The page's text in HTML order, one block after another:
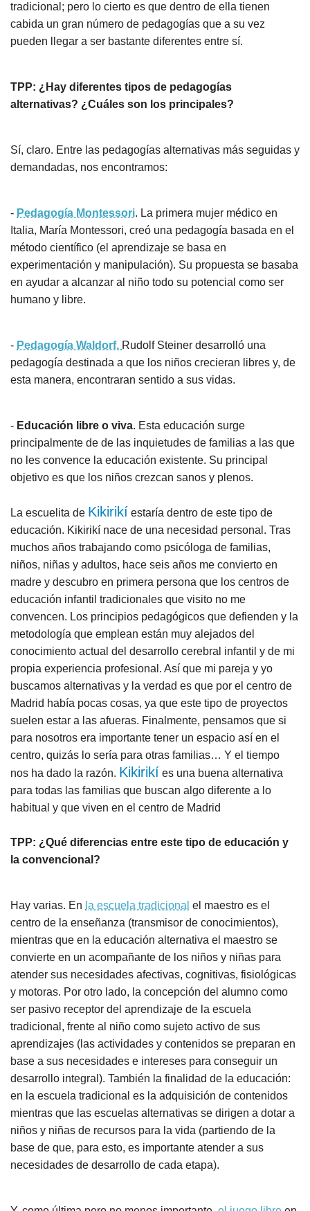
tradicional; pero lo cierto es que dentro de ella tienen
cabida un gran número de pedagogías que a su vez
pueden llegar a ser bastante diferentes entre sí.
TPP: ¿Hay diferentes tipos de pedagogías
alternativas? ¿Cuáles son los principales?
Sí, claro. Entre las pedagogías alternativas más seguidas y
demandadas, nos encontramos:
- Pedagogía Montessori. La primera mujer médico en
Italia, María Montessori, creó una pedagogía basada en el
método científico (el aprendizaje se basa en
experimentación y manipulación). Su propuesta se basaba
en ayudar a alcanzar al niño todo su potencial como ser
humano y libre.
- Pedagogía Waldorf. Rudolf Steiner desarrolló una
pedagogía destinada a que los niños crecieran libres y, de
esta manera, encontraran sentido a sus vidas.
- Educación libre o viva. Esta educación surge
principalmente de de las inquietudes de familias a las que
no les convence la educación existente. Su principal
objetivo es que los niños crezcan sanos y plenos.
La escuelita de Kikirikí estaría dentro de este tipo de
educación. Kikirikí nace de una necesidad personal. Tras
muchos años trabajando como psicóloga de familias,
niños, niñas y adultos, hace seis años me convierto en
madre y descubro en primera persona que los centros de
educación infantil tradicionales que visito no me
convencen. Los principios pedagógicos que defienden y la
metodología que emplean están muy alejados del
conocimiento actual del desarrollo cerebral infantil y de mi
propia experiencia profesional. Así que mi pareja y yo
buscamos alternativas y la verdad es que por el centro de
Madrid había pocas cosas, ya que este tipo de proyectos
suelen estar a las afueras. Finalmente, pensamos que si
para nosotros era importante tener un espacio así en el
centro, quizás lo sería para otras familias… Y el tiempo
nos ha dado la razón. Kikirikí es una buena alternativa
para todas las familias que buscan algo diferente a lo
habitual y que viven en el centro de Madrid
TPP: ¿Qué diferencias entre este tipo de educación y
la convencional?
Hay varias. En la escuela tradicional el maestro es el
centro de la enseñanza (transmisor de conocimientos),
mientras que en la educación alternativa el maestro se
convierte en un acompañante de los niños y niñas para
atender sus necesidades afectivas, cognitivas, fisiológicas
y motoras. Por otro lado, la concepción del alumno como
ser pasivo receptor del aprendizaje de la escuela
tradicional, frente al niño como sujeto activo de sus
aprendizajes (las actividades y contenidos se preparan en
base a sus necesidades e intereses para conseguir un
desarrollo integral). También la finalidad de la educación:
en la escuela tradicional es la adquisición de contenidos
mientras que las escuelas alternativas se dirigen a dotar a
niños y niñas de recursos para la vida (partiendo de la
base de que, para esto, es importante atender a sus
necesidades de desarrollo de cada etapa).